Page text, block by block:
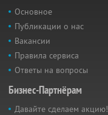
Основное
Публикации о нас
Вакансии
Правила сервиса
Ответы на вопросы
Бизнес-Партнёрам
Давайте сделаем акцию!